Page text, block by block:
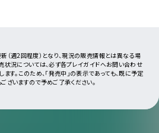
（週2回程度）となり、現況の販売情報とは異なる場
状況については、必ず各プレイガイドへお問い合わせ
す。このため、「発売中」の表示であっても、既に予定
ざいますので予めご了承ください。